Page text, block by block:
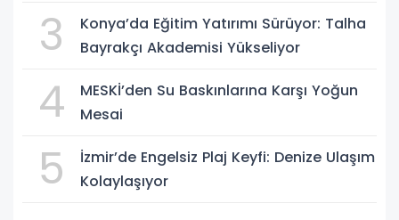
3
Konya’da Eğitim Yatırımı Sürüyor: Talha
Bayrakçı Akademisi Yükseliyor
4
MESKİ’den Su Baskınlarına Karşı Yoğun
Mesai
5
İzmir’de Engelsiz Plaj Keyfi: Denize Ulaşım
Kolaylaşıyor